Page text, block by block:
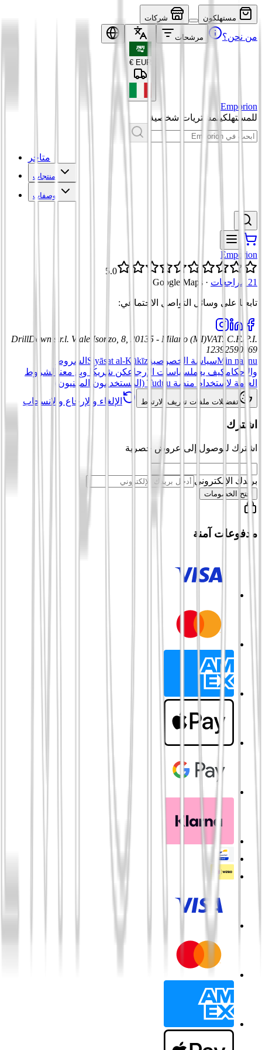
مستهلكون شركات
من نحن؟ مرشحات
EUR
€
Emporion
للمستهلكينمشتريات شخصية
متاجر
منتجات
وصفات
Emporion
5.0
21 مراجعات
·
Google Maps
تابعنا على وسائل التواصل الاجتماعي:
DrillDown s.r.l. Viale Isonzo, 8, 20135 - Milano (MI)VAT: C.F./P.I.
12392590969
Min nahnuسياسة الخصوصية Siyāsat al-Kūkīz الشروط
والأحكامكيف يعملسياسات الإرجاعكن شريكًا وبِع معنا
الشروط
العامة لاستخدام منصة Tuduu (المستخدمون المهنيون)
تفضيلات ملفات تعريف الارتباط الإلغاء والإرجاع والانسحاب
اشترك
اشترك للوصول إلى عروض حصرية
بريدك الإلكتروني
افتح الخصومات
مدفوعات آمنة